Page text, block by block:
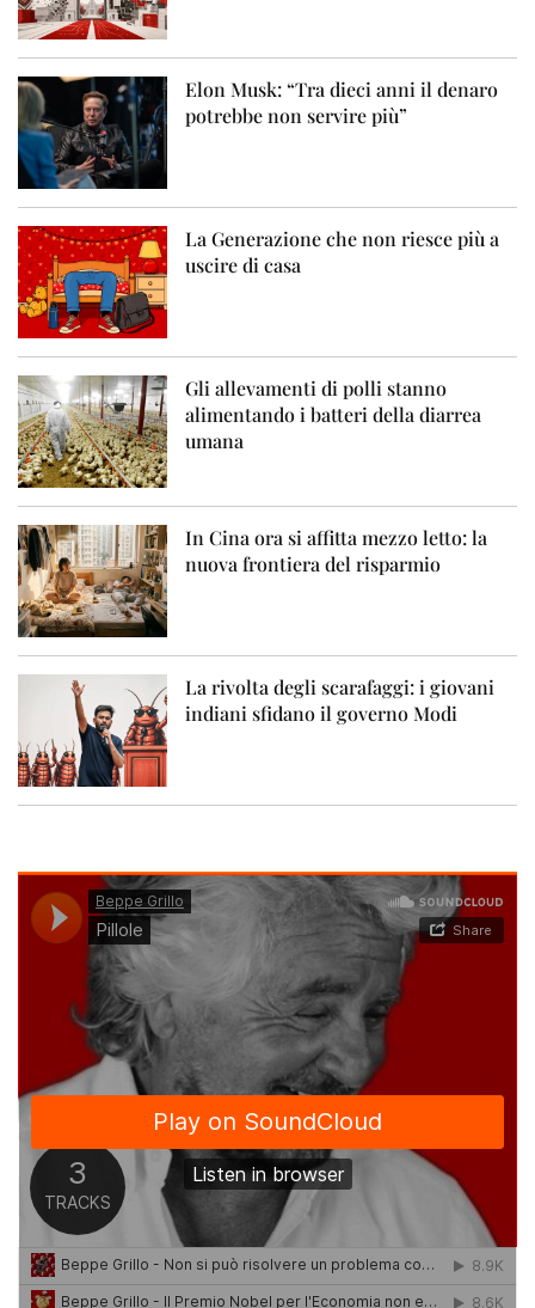
Elon Musk: “Tra dieci anni il denaro
potrebbe non servire più”
La Generazione che non riesce più a
uscire di casa
Gli allevamenti di polli stanno
alimentando i batteri della diarrea
umana
In Cina ora si affitta mezzo letto: la
nuova frontiera del risparmio
La rivolta degli scarafaggi: i giovani
indiani sfidano il governo Modi